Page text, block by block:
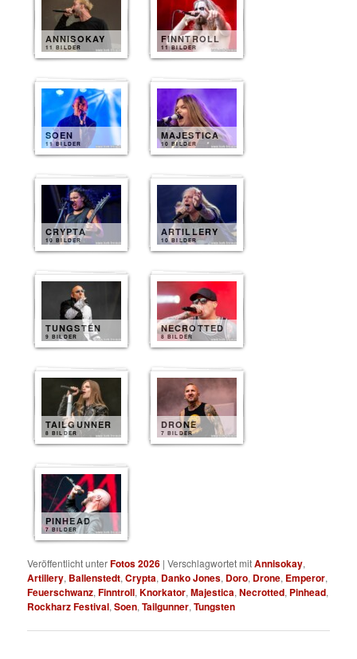
ANNISOKAY
11 BILDER
FINNTROLL
11 BILDER
SOEN
11 BILDER
MAJESTICA
10 BILDER
CRYPTA
10 BILDER
ARTILLERY
10 BILDER
TUNGSTEN
9 BILDER
NECROTTED
8 BILDER
TAILGUNNER
8 BILDER
DRONE
7 BILDER
PINHEAD
7 BILDER
Veröffentlicht unterFotos 2026 |Verschlagwortet mitAnnisokay,
Artillery, Ballenstedt,Crypta, Danko Jones, Doro, Drone, Emperor,
Feuerschwanz,Finntroll,Knorkator,Majestica,Necrotted, Pinhead,
Rockharz Festival,Soen,Tailgunner,Tungsten